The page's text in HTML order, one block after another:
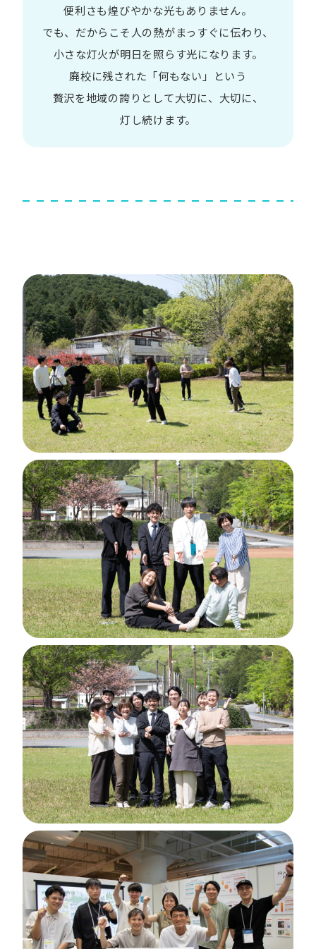
便利さも煌びやかな​光も​ありません。​
でも、​だから​こそ 人の​熱が​まっすぐに​伝わり、
小さな​灯火が​明日を​照らす光に​なります。
廃校に​残された​「何も​ない」と​いう​
贅沢を地域の​誇りと​して大切に、​大切に、​
灯し続けます。​